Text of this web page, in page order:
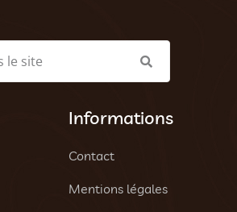
Informations
Contact
Mentions légales